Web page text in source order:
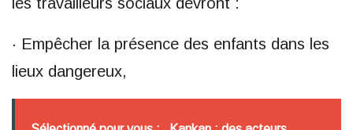
· Empêcher la présence des enfants dans les
lieux dangereux,